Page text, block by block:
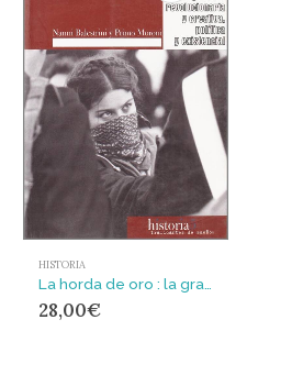
HISTORIA
28,00€